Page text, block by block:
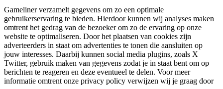
Gameliner verzamelt gegevens om zo een optimale
gebruikerservaring te bieden. Hierdoor kunnen wij analyses maken
omtrent het gedrag van de bezoeker om zo de ervaring op onze
website te optimaliseren. Door het plaatsen van cookies zijn
adverteerders in staat om advertenties te tonen die aansluiten op
jouw interesses. Daarbij kunnen social media plugins, zoals X
Twitter, gebruik maken van gegevens zodat je in staat bent om op
berichten te reageren en deze eventueel te delen. Voor meer
informatie omtrent onze privacy policy verwijzen wij je graag door